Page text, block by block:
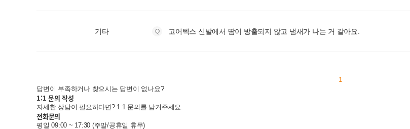
기타 고어텍스 신발에서 땀이 방출되지 않고 냄새가 나는 거 같아요.
1
답변이 부족하거나 찾으시는 답변이 없나요?
1:1 문의 작성
자세한 상담이 필요하다면? 1:1 문의를 남겨주세요.
전화문의
평일 09:00 ~ 17:30 (주말/공휴일 휴무)